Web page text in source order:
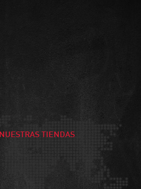
NUESTRAS TIENDAS